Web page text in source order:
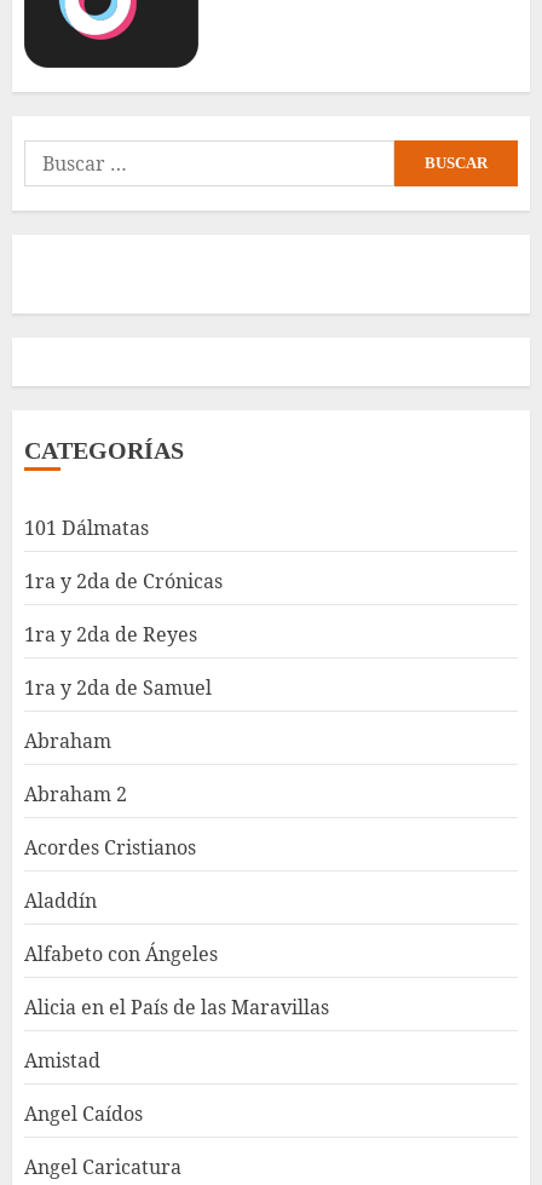
Buscar:
CATEGORÍAS
101 Dálmatas
1ra y 2da de Crónicas
1ra y 2da de Reyes
1ra y 2da de Samuel
Abraham
Abraham 2
Acordes Cristianos
Aladdín
Alfabeto con Ángeles
Alicia en el País de las Maravillas
Amistad
Angel Caídos
Angel Caricatura